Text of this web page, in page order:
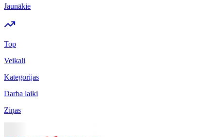
Jaunākie
Top
Veikali
Kategorijas
Darba laiki
Ziņas